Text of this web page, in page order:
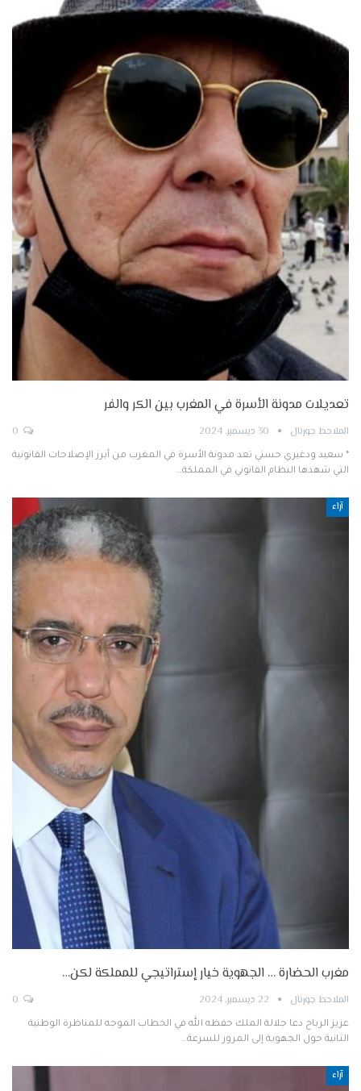
تعديلات مدونة الأسرة في المغرب بين الكر والفر
الملاحظ جورنال 30 ديسمبر, 2024
* سعيد ودغيري حسني تعد مدونة الأسرة في المغرب من أبرز الإصلاحات القانونية
التي شهدها النظام القانوني في المملكة…
آراء
مغرب الحضارة … الجهوية خيار إستراتيجي للمملكة لكن…
الملاحظ جورنال 22 ديسمبر, 2024
عزيز الرباح دعا جلالة الملك حفظه الله في الخطاب الموجه للمناظرة الوطنية
الثانية حول الجهوية إلى المرور للسرعة…
آراء